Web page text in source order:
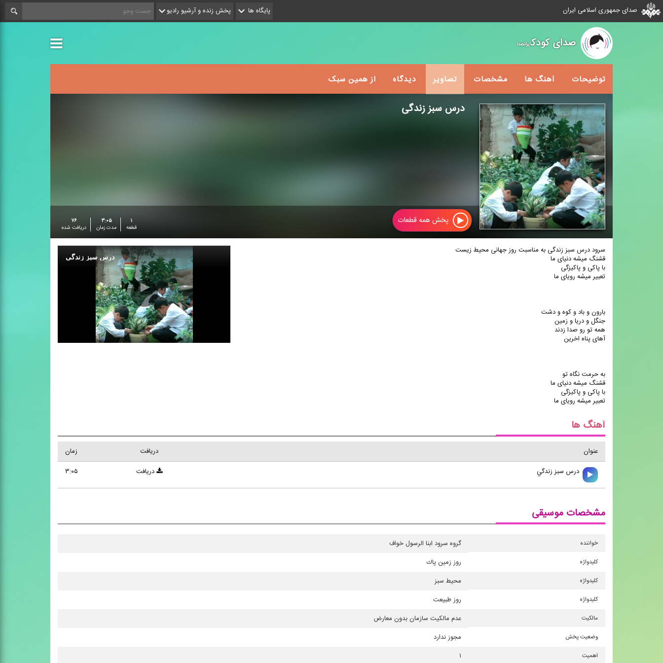
صدای جمهوری اسلامی ایران پایگاه ها پخش زنده و آرشیو رادیو
صدای کودکایرانصدا
توضیحات آهنگ ها مشخصات تصاویر دیدگاه از همین سبک
درس سبز زندگی
۱
قطعه
۳:۰۵
مدت زمان
۷۶
دریافت شده
پخش همه قطعات
درس سبز زندگی
سرود درس سبز زندگی به مناسبت روز جهانی محیط زیست
قشنگ میشه دنیای ما
با پاکی و پاکیزگی
تعبیر میشه رویای ما
بارون و باد و کوه و دشت
جنگل و دریا و زمین
همه تو رو صدا زدند
آهای پناه اخرین
به حرمت نگاه تو
قشنگ میشه دنیای ما
با پاکی و پاکیزگی
تعبیر میشه رویای ما
آهنگ ها
عنوان زمان
دریافت
درس سبز زندگي
۳:۰۵ دریافت
مشخصات موسیقی
خواننده گروه سرود ابنا الرسول خواف
کلیدواژه روز زمین پاك
کلیدواژه محیط سبز
کلیدواژه روز طبیعت
مالکیت عدم مالکیت سازمان بدون معارض
وضعیت پخش مجوز ندارد
اهمیت ۱